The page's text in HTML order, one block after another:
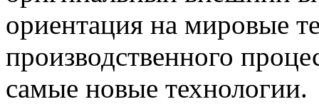
ориентация на мировые
производственного
самые новые технологии.